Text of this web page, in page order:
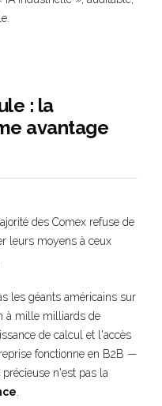
: la
avantage
des Comex refuse de
leurs moyens à ceux
les géants américains sur
à mille milliards de
de calcul et l'accès
fonctionne en B2B —
n'est pas la
.